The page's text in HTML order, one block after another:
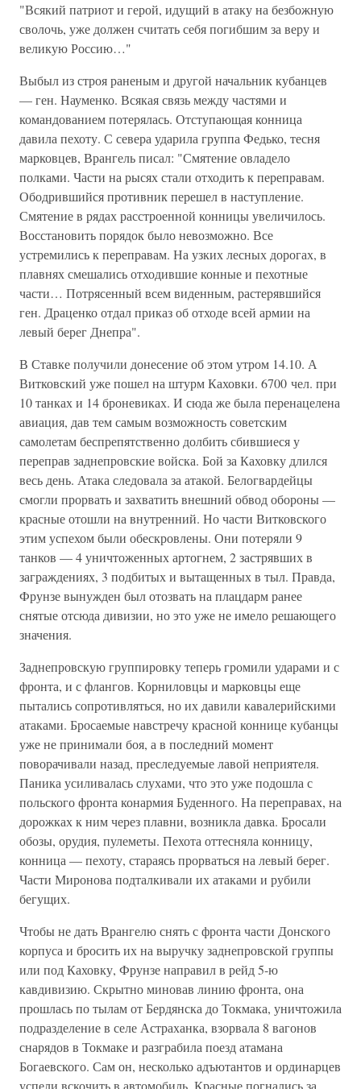
"Всякий патриот и герой, идущий в атаку на безбожную
сволочь, уже должен считать себя погибшим за веру и
великую Россию…"
Выбыл из строя раненым и другой начальник кубанцев
— ген. Науменко. Всякая связь между частями и
командованием потерялась. Отступающая конница
давила пехоту. С севера ударила группа Федько, тесня
марковцев, Врангель писал: "Смятение овладело
полками. Части на рысях стали отходить к переправам.
Ободрившийся противник перешел в наступление.
Смятение в рядах расстроенной конницы увеличилось.
Восстановить порядок было невозможно. Все
устремились к переправам. На узких лесных дорогах, в
плавнях смешались отходившие конные и пехотные
части… Потрясенный всем виденным, растерявшийся
ген. Драценко отдал приказ об отходе всей армии на
левый берег Днепра".
В Ставке получили донесение об этом утром 14.10. А
Витковский уже пошел на штурм Каховки. 6700 чел. при
10 танках и 14 броневиках. И сюда же была перенацелена
авиация, дав тем самым возможность советским
самолетам беспрепятственно долбить сбившиеся у
переправ заднепровские войска. Бой за Каховку длился
весь день. Атака следовала за атакой. Белогвардейцы
смогли прорвать и захватить внешний обвод обороны —
красные отошли на внутренний. Но части Витковского
этим успехом были обескровлены. Они потеряли 9
танков — 4 уничтоженных артогнем, 2 застрявших в
заграждениях, 3 подбитых и вытащенных в тыл. Правда,
Фрунзе вынужден был отозвать на плацдарм ранее
снятые отсюда дивизии, но это уже не имело решающего
значения.
Заднепровскую группировку теперь громили ударами и с
фронта, и с флангов. Корниловцы и марковцы еще
пытались сопротивляться, но их давили кавалерийскими
атаками. Бросаемые навстречу красной коннице кубанцы
уже не принимали боя, а в последний момент
поворачивали назад, преследуемые лавой неприятеля.
Паника усиливалась слухами, что это уже подошла с
польского фронта конармия Буденного. На переправах, на
дорожках к ним через плавни, возникла давка. Бросали
обозы, орудия, пулеметы. Пехота оттесняла конницу,
конница — пехоту, стараясь прорваться на левый берег.
Части Миронова подталкивали их атаками и рубили
бегущих.
Чтобы не дать Врангелю снять с фронта части Донского
корпуса и бросить их на выручку заднепровской группы
или под Каховку, Фрунзе направил в рейд 5-ю
кавдивизию. Скрытно миновав линию фронта, она
прошлась по тылам от Бердянска до Токмака, уничтожила
подразделение в селе Астраханка, взорвала 8 вагонов
снарядов в Токмаке и разграбила поезд атамана
Богаевского. Сам он, несколько адъютантов и ординарцев
успели вскочить в автомобиль. Красные погнались за